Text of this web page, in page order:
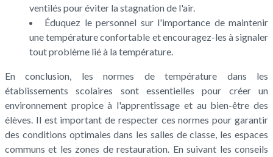
ventilés pour éviter la stagnation de l'air.
Éduquez le personnel sur l'importance de maintenir
une température confortable et encouragez-les à signaler
tout problème lié à la température.
En conclusion, les normes de température dans les
établissements scolaires sont essentielles pour créer un
environnement propice à l'apprentissage et au bien-être des
élèves. Il est important de respecter ces normes pour garantir
des conditions optimales dans les salles de classe, les espaces
communs et les zones de restauration. En suivant les conseils